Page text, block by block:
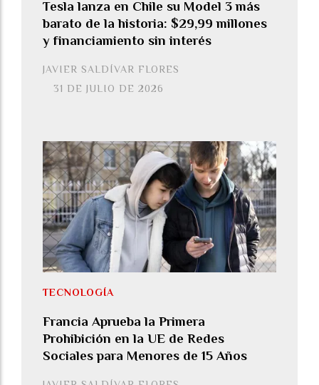
Tesla lanza en Chile su Model 3 más
barato de la historia: $29,99 millones
y financiamiento sin interés
JAVIER SALDÍVAR FLORES
31 DE JULIO DE 2026
Francia Aprueba la Primera
Prohibición en la UE de Redes
Sociales para Menores de 15 Años
TECNOLOGÍA